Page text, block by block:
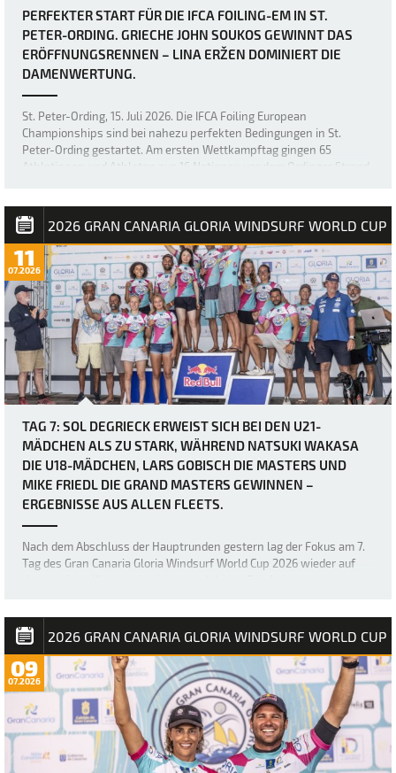
PERFEKTER START FÜR DIE IFCA FOILING-EM IN ST.
PETER-ORDING. GRIECHE JOHN SOUKOS GEWINNT DAS
ERÖFFNUNGSRENNEN – LINA ERŽEN DOMINIERT DIE
DAMENWERTUNG.
St. Peter-Ording, 15. Juli 2026. Die IFCA Foiling European
Championships sind bei nahezu perfekten Bedingungen in St.
Peter-Ording gestartet. Am ersten Wettkampftag gingen 65
Athletinnen und Athleten aus 16 Nationen vor dem Ordinger Strand
2026 GRAN CANARIA GLORIA WINDSURF WORLD CUP
11
07.2026
TAG 7: SOL DEGRIECK ERWEIST SICH BEI DEN U21-
MÄDCHEN ALS ZU STARK, WÄHREND NATSUKI WAKASA
DIE U18-MÄDCHEN, LARS GOBISCH DIE MASTERS UND
MIKE FRIEDL DIE GRAND MASTERS GEWINNEN –
ERGEBNISSE AUS ALLEN FLEETS.
Nach dem Abschluss der Hauptrunden gestern lag der Fokus am 7.
Tag des Gran Canaria Gloria Windsurf World Cup 2026 wieder auf
Masters. Die sich stetig verb…
2026 GRAN CANARIA GLORIA WINDSURF WORLD CUP
09
07.2026